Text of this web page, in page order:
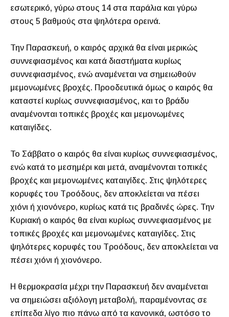
εσωτερικό, γύρω στους 14 στα παράλια και γύρω
στους 5 βαθμούς στα ψηλότερα ορεινά.
Την Παρασκευή, ο καιρός αρχικά θα είναι μερικώς
συννεφιασμένος και κατά διαστήματα κυρίως
συννεφιασμένος, ενώ αναμένεται να σημειωθούν
μεμονωμένες βροχές. Προοδευτικά όμως ο καιρός θα
καταστεί κυρίως συννεφιασμένος, και το βράδυ
αναμένονται τοπικές βροχές και μεμονωμένες
καταιγίδες.
Το Σάββατο ο καιρός θα είναι κυρίως συννεφιασμένος,
ενώ κατά το μεσημέρι και μετά, αναμένονται τοπικές
βροχές και μεμονωμένες καταιγίδες. Στις ψηλότερες
κορυφές του Τροόδους, δεν αποκλείεται να πέσει
χιόνι ή χιονόνερο, κυρίως κατά τις βραδινές ώρες. Την
Κυριακή ο καιρός θα είναι κυρίως συννεφιασμένος με
τοπικές βροχές και μεμονωμένες καταιγίδες. Στις
ψηλότερες κορυφές του Τροόδους, δεν αποκλείεται να
πέσει χιόνι ή χιονόνερο.
Η θερμοκρασία μέχρι την Παρασκευή δεν αναμένεται
να σημειώσει αξιόλογη μεταβολή, παραμένοντας σε
επίπεδα λίγο πιο πάνω από τα κανονικά, ωστόσο το